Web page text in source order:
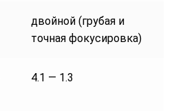
двойной (грубая и
точная фокусировка)
4.1 — 1.3